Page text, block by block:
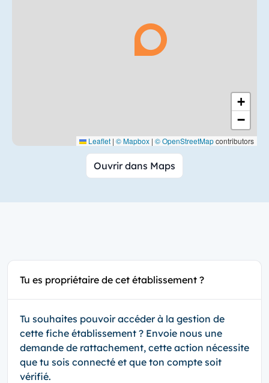
+
−
Leaflet | © Mapbox | © OpenStreetMapcontributors
Ouvrir dans Maps
Tu es propriétaire de cet établissement ?
Tu souhaites pouvoir accéder à la gestion de
cette fiche établissement ? Envoie nous une
demande de rattachement, cette action nécessite
que tu sois connecté et que ton compte soit
vérifié.